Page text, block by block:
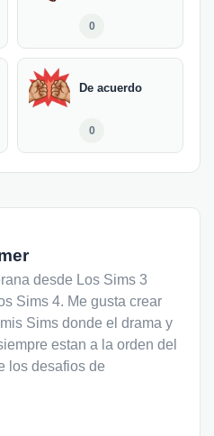
0
De acuerdo
0
desde Los Sims 3
Sims 4. Me gusta crear
Sims donde el drama y
estan a la orden del
los desafios de